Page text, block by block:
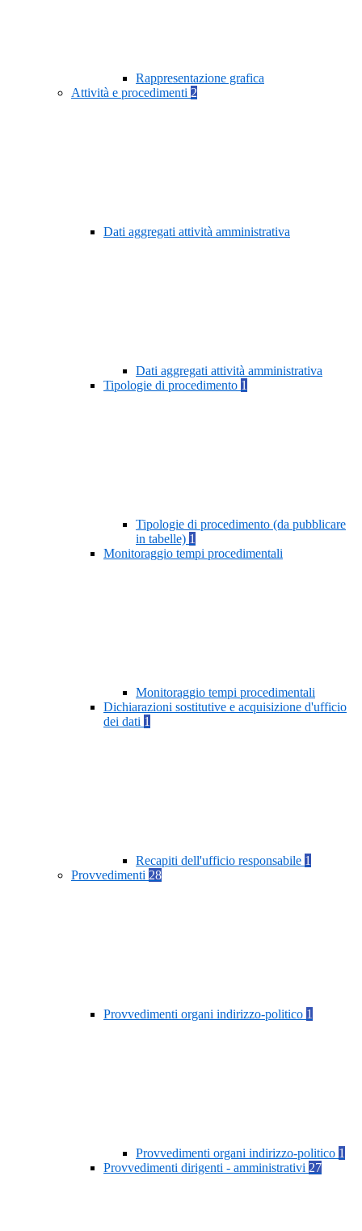
Rappresentazione grafica
Attività e procedimenti 2
Dati aggregati attività amministrativa
Dati aggregati attività amministrativa
Tipologie di procedimento 1
Tipologie di procedimento (da pubblicare
in tabelle) 1
Monitoraggio tempi procedimentali
Monitoraggio tempi procedimentali
Dichiarazioni sostitutive e acquisizione d'ufficio
dei dati 1
Recapiti dell'ufficio responsabile 1
Provvedimenti 28
Provvedimenti organi indirizzo-politico 1
Provvedimenti organi indirizzo-politico 1
Provvedimenti dirigenti - amministrativi 27